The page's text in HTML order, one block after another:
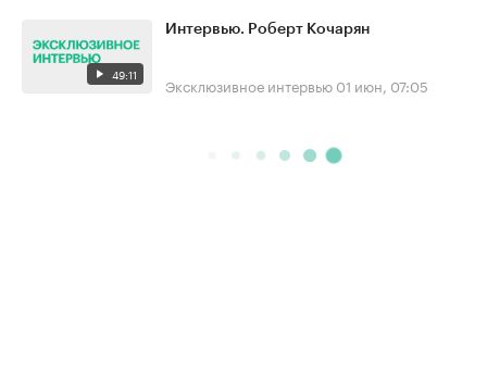
49:11
Интервью. Роберт Кочарян
Эксклюзивное интервью 01 июн, 07:05